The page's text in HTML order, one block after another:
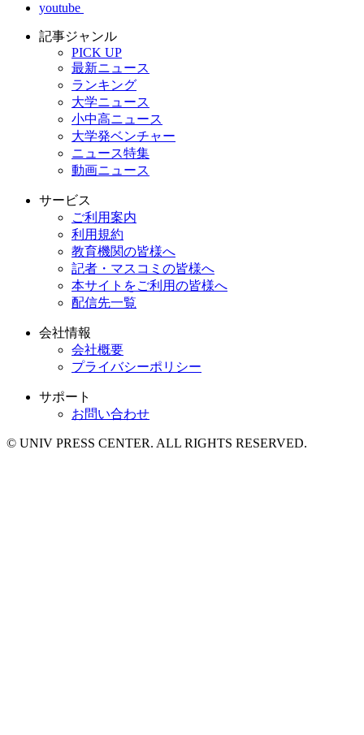
youtube
記事ジャンル
PICK UP
最新ニュース
ランキング
大学ニュース
小中高ニュース
大学発ベンチャー
ニュース特集
動画ニュース
サービス
ご利用案内
利用規約
教育機関の皆様へ
記者・マスコミの皆様へ
本サイトをご利用の皆様へ
配信先一覧
会社情報
会社概要
プライバシーポリシー
サポート
お問い合わせ
© UNIV PRESS CENTER. ALL RIGHTS RESERVED.